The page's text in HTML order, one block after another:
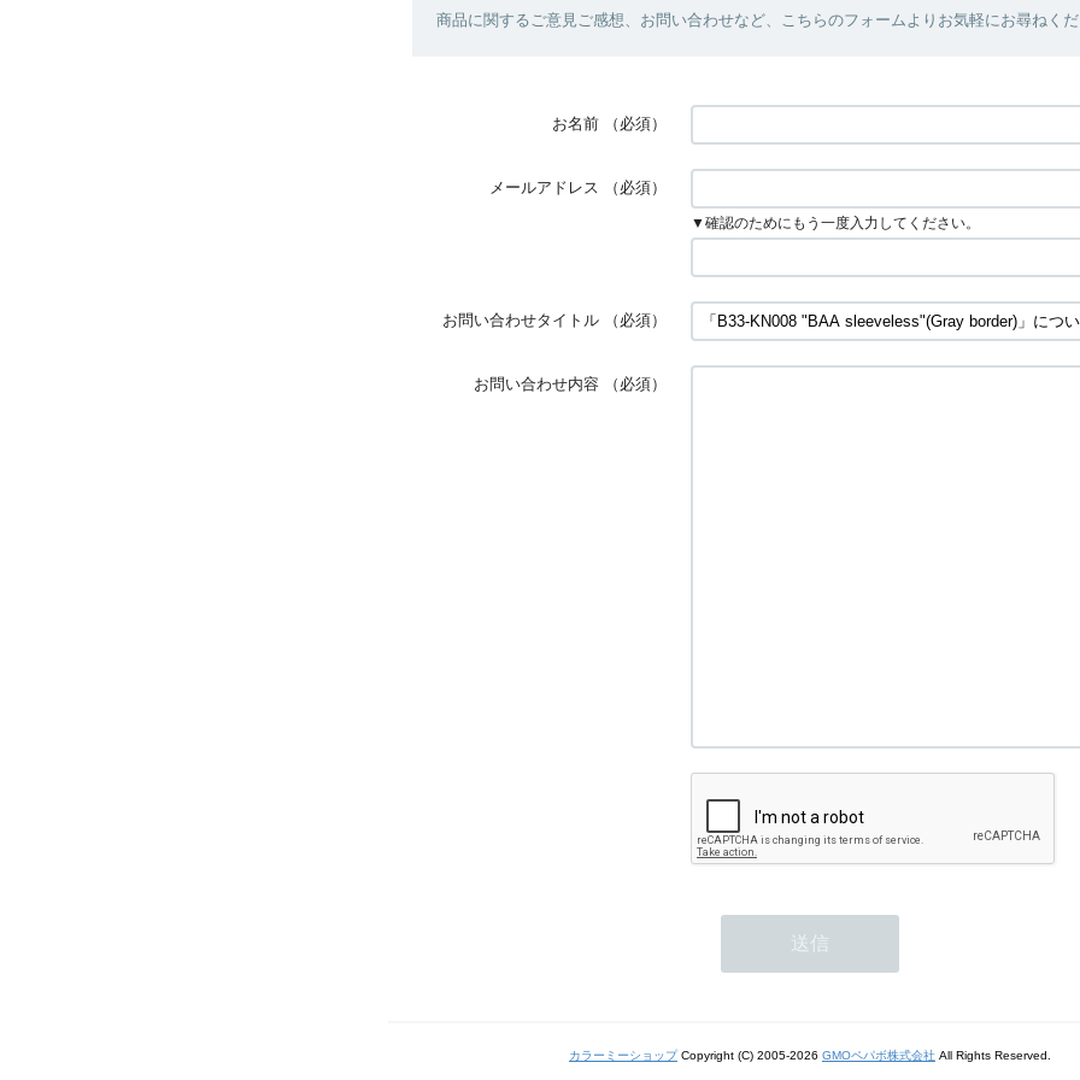
商品に関するご意見ご感想、お問い合わせなど、こちらのフォームよりお気軽にお尋ねく
お名前 （必須）
メールアドレス （必須）
▼確認のためにもう一度入力してください。
お問い合わせタイトル （必須）
お問い合わせ内容 （必須）
カラーミーショップCopyright (C) 2005-2026 GMOペパボ株式会社 All Rights Reserved.